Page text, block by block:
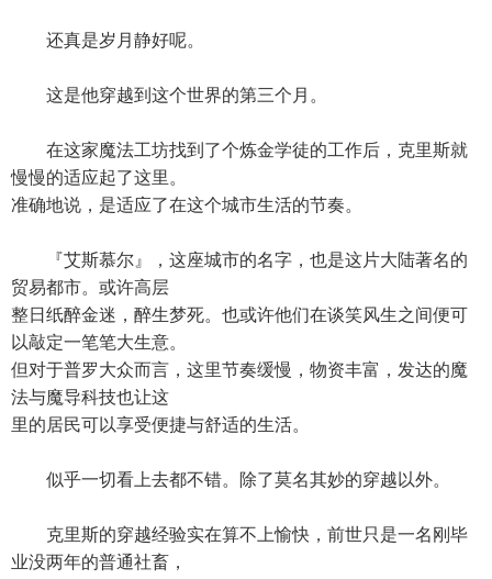
还真是岁月静好呢。
这是他穿越到这个世界的第三个月。
在这家魔法工坊找到了个炼金学徒的工作后，克里斯就
慢慢的适应起了这里。
准确地说，是适应了在这个城市生活的节奏。
『艾斯慕尔』，这座城市的名字，也是这片大陆著名的
贸易都市。或许高层
整日纸醉金迷，醉生梦死。也或许他们在谈笑风生之间便可
以敲定一笔笔大生意。
但对于普罗大众而言，这里节奏缓慢，物资丰富，发达的魔
法与魔导科技也让这
里的居民可以享受便捷与舒适的生活。
似乎一切看上去都不错。除了莫名其妙的穿越以外。
克里斯的穿越经验实在算不上愉快，前世只是一名刚毕
业没两年的普通社畜，